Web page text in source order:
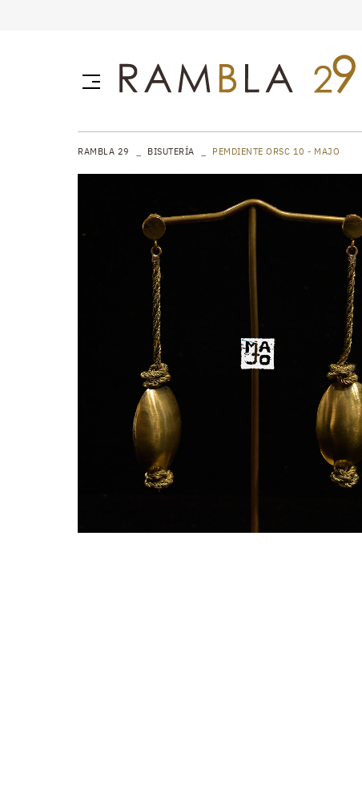
RAMBLA 29 BISUTERÍA PEMDIENTE ORSC 10 - MAJO